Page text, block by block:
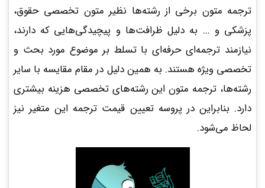
ترجمه متون برخی از رشته‌ها نظیر متون تخصصی حقوق،
پزشکی و ... به دلیل ظرافت‌ها و پیچیدگی‌هایی که دارند،
نیازمند ترجمه‌ای حرفه‌ای با تسلط بر موضوع مورد بحث و
تخصصی ویژه هستند. به همین دلیل در مقام مقایسه با سایر
رشته‌ها، ترجمه متون این رشته‌های تخصصی هزینه بیشتری
دارد. بنابراین در پروسه تعیین قیمت ترجمه این متغیر نیز
لحاظ می‌شود.